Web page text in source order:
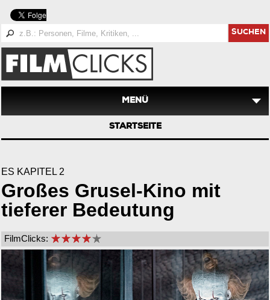
SUCHEN
MENÜ
STARTSEITE
ES KAPITEL 2
Großes Grusel-Kino mit
tieferer Bedeutung
FilmClicks: